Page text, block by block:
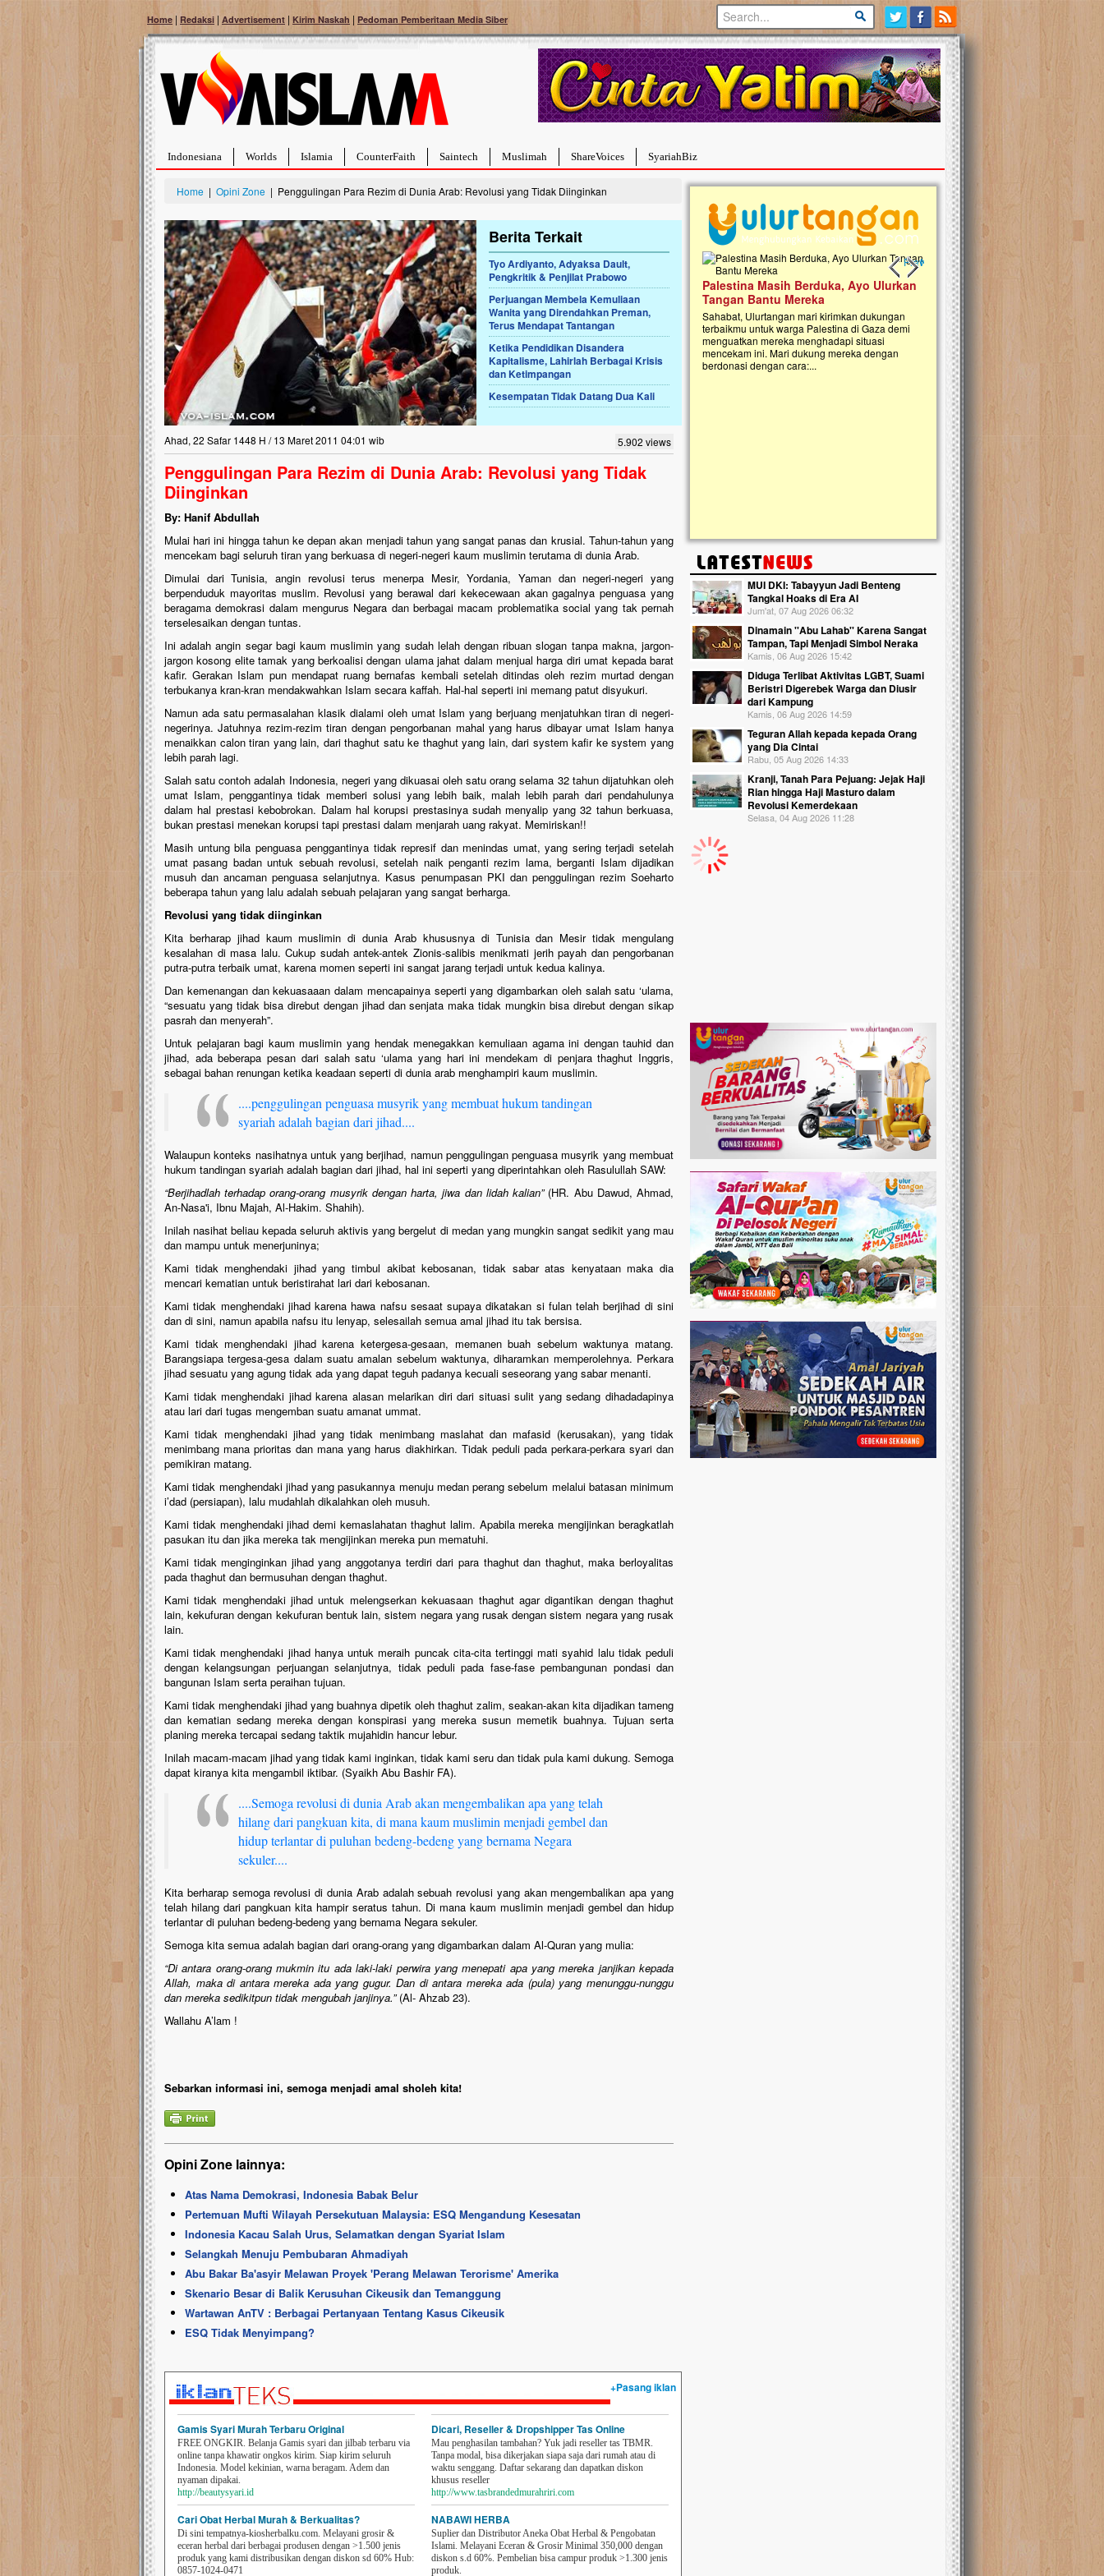
Home | Redaksi | Advertisement | Kirim Naskah | Pedoman Pemberitaan Media Siber
Indonesiana Worlds Islamia CounterFaith Saintech Muslimah ShareVoices SyariahBiz
Home | Opini Zone | Penggulingan Para Rezim di Dunia Arab: Revolusi yang Tidak Diinginkan
Berita Terkait
Tyo Ardiyanto, Adyaksa Dault,
Pengkritik & Penjilat Prabowo
Perjuangan Membela Kemuliaan
Wanita yang Direndahkan Preman,
Terus Mendapat Tantangan
Ketika Pendidikan Disandera
Kapitalisme, Lahirlah Berbagai Krisis
dan Ketimpangan
Kesempatan Tidak Datang Dua Kali
Ahad, 22 Safar 1448 H / 13 Maret 2011 04:01 wib 5.902 views
Penggulingan Para Rezim di Dunia Arab: Revolusi yang Tidak
Diinginkan
By: Hanif Abdullah
Mulai hari ini hingga tahun ke depan akan menjadi tahun yang sangat panas dan krusial. Tahun-tahun yang
mencekam bagi seluruh tiran yang berkuasa di negeri-negeri kaum muslimin terutama di dunia Arab.
Dimulai dari Tunisia, angin revolusi terus menerpa Mesir, Yordania, Yaman dan negeri-negeri yang
berpenduduk mayoritas muslim. Revolusi yang berawal dari kekecewaan akan gagalnya penguasa yang
beragama demokrasi dalam mengurus Negara dan berbagai macam problematika social yang tak pernah
terselesaikan dengan tuntas.
Ini adalah angin segar bagi kaum muslimin yang sudah lelah dengan ribuan slogan tanpa makna, jargon-
jargon kosong elite tamak yang berkoalisi dengan ulama jahat dalam menjual harga diri umat kepada barat
kafir. Gerakan Islam pun mendapat ruang bernafas kembali setelah ditindas oleh rezim murtad dengan
terbukanya kran-kran mendakwahkan Islam secara kaffah. Hal-hal seperti ini memang patut disyukuri.
Namun ada satu permasalahan klasik dialami oleh umat Islam yang berjuang menjatuhkan tiran di negeri-
negerinya. Jatuhnya rezim-rezim tiran dengan pengorbanan mahal yang harus dibayar umat Islam hanya
menaikkan calon tiran yang lain, dari thaghut satu ke thaghut yang lain, dari system kafir ke system yang
lebih parah lagi.
Salah satu contoh adalah Indonesia, negeri yang dikuasai oleh satu orang selama 32 tahun dijatuhkan oleh
umat Islam, penggantinya tidak memberi solusi yang lebih baik, malah lebih parah dari pendahulunya
dalam hal prestasi kebobrokan. Dalam hal korupsi prestasinya sudah menyalip yang 32 tahun berkuasa,
bukan prestasi menekan korupsi tapi prestasi dalam menjarah uang rakyat. Memiriskan!!
Masih untung bila penguasa penggantinya tidak represif dan menindas umat, yang sering terjadi setelah
umat pasang badan untuk sebuah revolusi, setelah naik penganti rezim lama, berganti Islam dijadikan
musuh dan ancaman penguasa selanjutnya. Kasus penumpasan PKI dan penggulingan rezim Soeharto
beberapa tahun yang lalu adalah sebuah pelajaran yang sangat berharga.
Revolusi yang tidak diinginkan
Kita berharap jihad kaum muslimin di dunia Arab khususnya di Tunisia dan Mesir tidak mengulang
kesalahan di masa lalu. Cukup sudah antek-antek Zionis-salibis menikmati jerih payah dan pengorbanan
putra-putra terbaik umat, karena momen seperti ini sangat jarang terjadi untuk kedua kalinya.
Dan kemenangan dan kekuasaaan dalam mencapainya seperti yang digambarkan oleh salah satu ‘ulama,
“sesuatu yang tidak bisa direbut dengan jihad dan senjata maka tidak mungkin bisa direbut dengan sikap
pasrah dan menyerah”.
Untuk pelajaran bagi kaum muslimin yang hendak menegakkan kemuliaan agama ini dengan tauhid dan
jihad, ada beberapa pesan dari salah satu ‘ulama yang hari ini mendekam di penjara thaghut Inggris,
sebagai bahan renungan ketika keadaan seperti di dunia arab menghampiri kaum muslimin.
....penggulingan penguasa musyrik yang membuat hukum tandingan
syariah adalah bagian dari jihad....
Walaupun konteks nasihatnya untuk yang berjihad, namun penggulingan penguasa musyrik yang membuat
hukum tandingan syariah adalah bagian dari jihad, hal ini seperti yang diperintahkan oleh Rasulullah SAW:
“Berjihadlah terhadap orang-orang musyrik dengan harta, jiwa dan lidah kalian”(HR. Abu Dawud, Ahmad,
An-Nasa'i, Ibnu Majah, Al-Hakim. Shahih).
Inilah nasihat beliau kepada seluruh aktivis yang bergelut di medan yang mungkin sangat sedikit yang mau
dan mampu untuk menerjuninya;
Kami tidak menghendaki jihad yang timbul akibat kebosanan, tidak sabar atas kenyataan maka dia
mencari kematian untuk beristirahat lari dari kebosanan.
Kami tidak menghendaki jihad karena hawa nafsu sesaat supaya dikatakan si fulan telah berjihad di sini
dan di sini, namun apabila nafsu itu lenyap, selesailah semua amal jihad itu tak bersisa.
Kami tidak menghendaki jihad karena ketergesa-gesaan, memanen buah sebelum waktunya matang.
Barangsiapa tergesa-gesa dalam suatu amalan sebelum waktunya, diharamkan memperolehnya. Perkara
jihad sesuatu yang agung tidak ada yang dapat teguh padanya kecuali seseorang yang sabar menanti.
Kami tidak menghendaki jihad karena alasan melarikan diri dari situasi sulit yang sedang dihadadapinya
atau lari dari tugas mengemban suatu amanat ummat.
Kami tidak menghendaki jihad yang tidak menimbang maslahat dan mafasid (kerusakan), yang tidak
menimbang mana prioritas dan mana yang harus diakhirkan. Tidak peduli pada perkara-perkara syari dan
pemikiran matang.
Kami tidak menghendaki jihad yang pasukannya menuju medan perang sebelum melalui batasan minimum
i’dad (persiapan), lalu mudahlah dikalahkan oleh musuh.
Kami tidak menghendaki jihad demi kemaslahatan thaghut lalim. Apabila mereka mengijinkan beragkatlah
pasukan itu dan jika mereka tak mengijinkan mereka pun mematuhi.
Kami tidak menginginkan jihad yang anggotanya terdiri dari para thaghut dan thaghut, maka berloyalitas
pada thaghut dan bermusuhan dengan thaghut.
Kami tidak menghendaki jihad untuk melengserkan kekuasaan thaghut agar digantikan dengan thaghut
lain, kekufuran dengan kekufuran bentuk lain, sistem negara yang rusak dengan sistem negara yang rusak
lain.
Kami tidak menghendaki jihad hanya untuk meraih puncak cita-cita tertinggi mati syahid lalu tidak peduli
dengan kelangsungan perjuangan selanjutnya, tidak peduli pada fase-fase pembangunan pondasi dan
bangunan Islam serta peraihan tujuan.
Kami tidak menghendaki jihad yang buahnya dipetik oleh thaghut zalim, seakan-akan kita dijadikan tameng
dan kematian sedang mereka dengan konspirasi yang mereka susun memetik buahnya. Tujuan serta
planing mereka tercapai sedang taktik mujahidin hancur lebur.
Inilah macam-macam jihad yang tidak kami inginkan, tidak kami seru dan tidak pula kami dukung. Semoga
dapat kiranya kita mengambil iktibar. (Syaikh Abu Bashir FA).
....Semoga revolusi di dunia Arab akan mengembalikan apa yang telah
hilang dari pangkuan kita, di mana kaum muslimin menjadi gembel dan
hidup terlantar di puluhan bedeng-bedeng yang bernama Negara
sekuler....
Kita berharap semoga revolusi di dunia Arab adalah sebuah revolusi yang akan mengembalikan apa yang
telah hilang dari pangkuan kita hampir seratus tahun. Di mana kaum muslimin menjadi gembel dan hidup
terlantar di puluhan bedeng-bedeng yang bernama Negara sekuler.
Semoga kita semua adalah bagian dari orang-orang yang digambarkan dalam Al-Quran yang mulia:
“Di antara orang-orang mukmin itu ada laki-laki perwira yang menepati apa yang mereka janjikan kepada
Allah, maka di antara mereka ada yang gugur. Dan di antara mereka ada (pula) yang menunggu-nunggu
dan mereka sedikitpun tidak mengubah janjinya.”(Al- Ahzab 23).
Wallahu A’lam !
Sebarkan informasi ini, semoga menjadi amal sholeh kita!
Opini Zone lainnya:
Atas Nama Demokrasi, Indonesia Babak Belur
Pertemuan Mufti Wilayah Persekutuan Malaysia: ESQ Mengandung Kesesatan
Indonesia Kacau Salah Urus, Selamatkan dengan Syariat Islam
Selangkah Menuju Pembubaran Ahmadiyah
Abu Bakar Ba'asyir Melawan Proyek 'Perang Melawan Terorisme' Amerika
Skenario Besar di Balik Kerusuhan Cikeusik dan Temanggung
Wartawan AnTV : Berbagai Pertanyaan Tentang Kasus Cikeusik
ESQ Tidak Menyimpang?
+Pasang iklan
Gamis Syari Murah Terbaru Original
FREE ONGKIR. Belanja Gamis syari dan jilbab terbaru via
online tanpa khawatir ongkos kirim. Siap kirim seluruh
Indonesia. Model kekinian, warna beragam. Adem dan
nyaman dipakai.
http://beautysyari.id
Cari Obat Herbal Murah & Berkualitas?
Di sini tempatnya-kiosherbalku.com. Melayani grosir &
eceran herbal dari berbagai produsen dengan >1.500 jenis
produk yang kami distribusikan dengan diskon sd 60% Hub:
0857-1024-0471
Dicari, Reseller & Dropshipper Tas Online
Mau penghasilan tambahan? Yuk jadi reseller tas TBMR.
Tanpa modal, bisa dikerjakan siapa saja dari rumah atau di
waktu senggang. Daftar sekarang dan dapatkan diskon
khusus reseller
http://www.tasbrandedmurahriri.com
NABAWI HERBA
Suplier dan Distributor Aneka Obat Herbal & Pengobatan
Islami. Melayani Eceran & Grosir Minimal 350,000 dengan
diskon s.d 60%. Pembelian bisa campur produk >1.300 jenis
produk.
Previous slide
Next slide
Bantu Naura, Balita Hebat Sembuh Dari
Tumor Pembuluh Darah
Hidup Naura Salsabila dipenuhi dengan
rintangan yang sangat berat. Meskipun baru
berusia sepuluh bulan, bayi yang imut ini harus
menghadapi penyakit yang dahsyat, yaitu tumor
pembuluh darah berukuran...
Lima Tahun Mangkrak, Masjid di
Nasib masjid di Kampung Cilumbu ini sungguh
mengenaskan. Lima tahun mangkrak, kini nyaris
berlumut, dan menghitam terpapar panas dan
Palestina Masih Berduka, Ayo Ulurkan
Tangan Bantu Mereka
Sahabat, Ulurtangan mari kirimkan dukungan
terbaikmu untuk warga Palestina di Gaza demi
menguatkan mereka menghadapi situasi
mencekam ini. Mari dukung mereka dengan
berdonasi dengan cara:...
Open Donasi Wakaf
Rumah Qur'an & TK Islam
Najjah di Jonggol
Saat ini, Ulurtangan bersama Yayasan
Najjahtul Islam Jonggol sedang merintis
pembangunan Rumah Qur’an dan
kanak Islam Terpadu (TKIT) An Najjah
Gedung Majelis Taklim di Jonggol,...
MUI DKI: Tabayyun Jadi Benteng
Tangkal Hoaks di Era AI
Jum'at, 07 Aug 2026 06:32
Dinamain ''Abu Lahab'' Karena Sangat
Tampan, Tapi Menjadi Simbol Neraka
Kamis, 06 Aug 2026 15:42
Diduga Terlibat Aktivitas LGBT, Suami
Beristri Digerebek Warga dan Diusir
dari Kampung
Kamis, 06 Aug 2026 14:59
Teguran Allah kepada kepada Orang
yang Dia Cintai
Rabu, 05 Aug 2026 14:33
Kranji, Tanah Para Pejuang: Jejak Haji
Rian hingga Haji Masturo dalam
Revolusi Kemerdekaan
Selasa, 04 Aug 2026 11:28